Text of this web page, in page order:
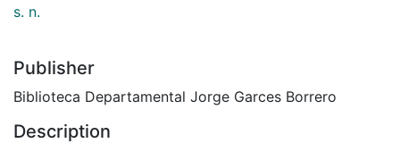
s. n.
Publisher
Biblioteca Departamental Jorge Garces Borrero
Description